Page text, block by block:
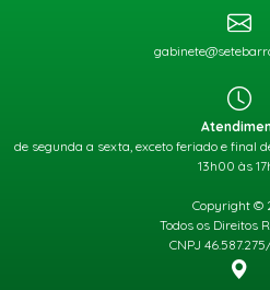
de segunda a sexta, exceto feriado e final
13h00 às
Copyright ©
Todos os Direitos
CNPJ